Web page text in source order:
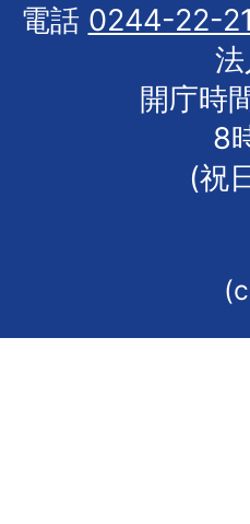
電話 0244-22-
開庁時
8
(祝